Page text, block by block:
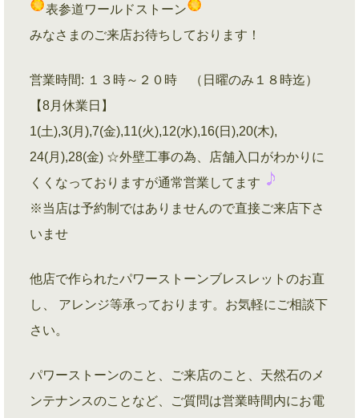
表参道ワールドストーン
みなさまのご来店お待ちしております！
営業時間: １３時～２０時 （日曜のみ１８時迄）
【8月休業日】
1(土),3(月),7(金),11(火),12(水),16(日),20(木),
24(月),28(金) ☆外壁工事の為、店舗入口がわかりに
くくなっておりますが通常営業してます
※当店は予約制ではありませんので直接ご来店下さ
いませ
他店で作られたパワーストーンブレスレットのお直
し、 アレンジ等承っております。お気軽にご相談下
さい。
パワーストーンのこと、ご来店のこと、天然石のメ
ンテナンスのことなど、ご質問は営業時間内にお電